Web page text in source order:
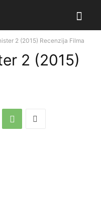
2 (2015) Recenzija Filma
2 (2015)